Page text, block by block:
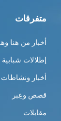
متفرقات
أخبار من هنا
إطلالات شبابية
أخبار
قصص وعِبر
مقابلات